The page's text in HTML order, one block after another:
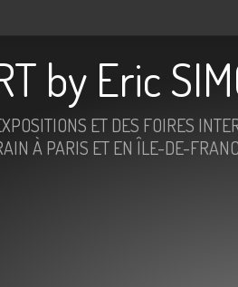
by Eric
ET DES FOIRES
À PARIS ET EN ÎLE-DE-